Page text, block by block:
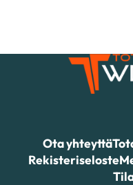
Ota yhteyttä
Rekisteriseloste